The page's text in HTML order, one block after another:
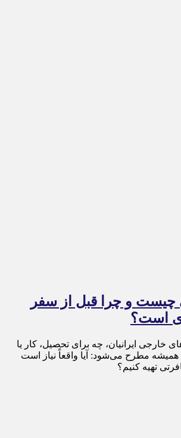
چیست و چرا قبل از سفر
است؟
خارجی ایرانیان، چه برای تحصیل، کار یا
مطرح می‌شود: آیا واقعاً نیاز است
تهیه کنیم؟